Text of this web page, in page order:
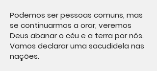
Podemos ser pessoas comuns, mas
se continuarmos a orar, veremos
Deus abanar o céu e a terra por nós.
Vamos declarar uma sacudidela nas
nações.